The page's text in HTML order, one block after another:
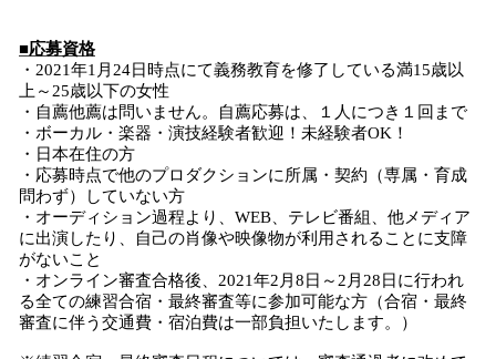
■応募資格
・2021年1月24日時点にて義務教育を修了している満15歳以
上～25歳以下の女性
・自薦他薦は問いません。自薦応募は、１人につき１回まで
・ボーカル・楽器・演技経験者歓迎！未経験者OK！
・日本在住の方
・応募時点で他のプロダクションに所属・契約（専属・育成
問わず）していない方
・オーディション過程より、WEB、テレビ番組、他メディア
に出演したり、自己の肖像や映像物が利用されることに支障
がないこと
・オンライン審査合格後、2021年2月8日～2月28日に行われ
る全ての練習合宿・最終審査等に参加可能な方（合宿・最終
審査に伴う交通費・宿泊費は一部負担いたします。）